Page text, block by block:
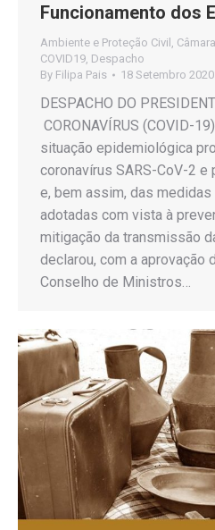
Funcionamento dos
Ambiente e Proteção Civil
COVID19 Despacho
By Filipa Pais 18 Setembro 2020
DESPACHO DO
CORONAVÍRUS (COVID-
situação epidemiológica
coronavírus SARS-CoV-2 e
e, bem assim, das
adotadas com vista à
mitigação da transmissão
declarou, com a aprovação
Conselho de Ministros…